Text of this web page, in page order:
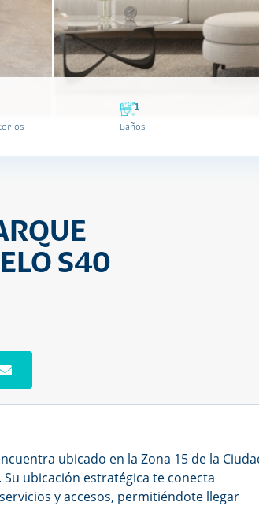
1
Baños
S40
ubicado en la Zona 15 de la
Su ubicación estratégica te conecta
y accesos, permitiéndote llegar